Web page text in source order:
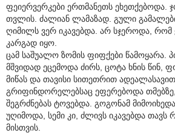
ფეიერვერკები ერთმანეთს ეხეთქებოდა.
თვლის. ძალიან ლამაზად. გული
ღიმილს ვერ იკავებდა. არ სჯეროდა, რომ
კარგად იყო.
ცამ საშუალო ზომის ფიფქები
მშვიდად ეცემოდა ძირს, ცოტა ხნის
მიწას და თავისი სითეთრით
გრიფინდორელებსაც ეფერებოდა
შეგრძნებას ტოვებდა. გოგონამ
უღიმოდა, სემი კი, ძლივს იკავებდა თავს
მისთვის.